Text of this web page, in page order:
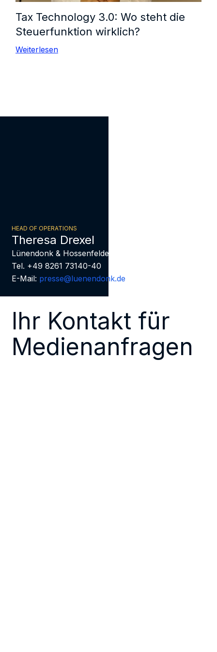
Tax Technology 3.0: Wo steht die
Steuerfunktion wirklich?
Weiterlesen
HEAD OF OPERATIONS
Theresa Drexel
Lünendonk & Hossenfelder
Tel. +49 8261 73140-40
E-Mail: presse@luenendonk.de
Ihr Kontakt für
Medienanfragen